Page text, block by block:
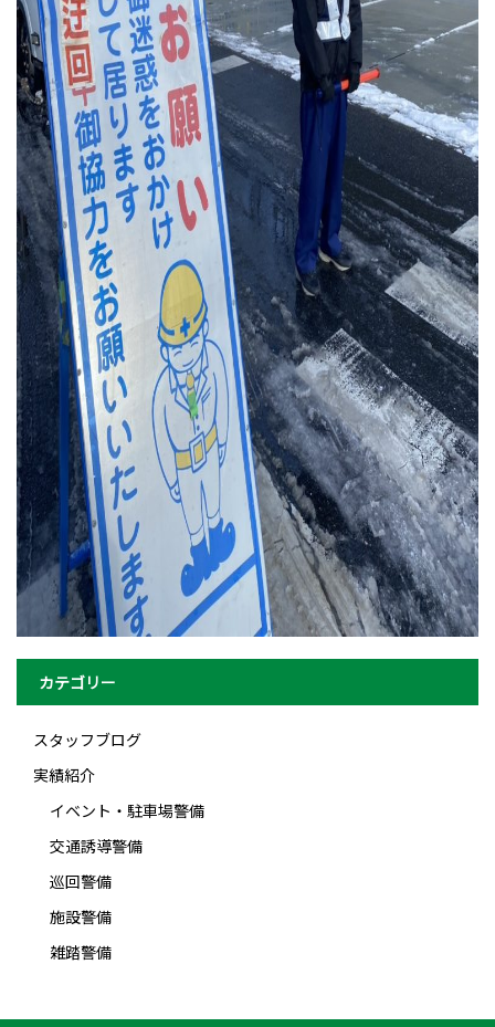
カテゴリー
スタッフブログ
実績紹介
イベント・駐車場警備
交通誘導警備
巡回警備
施設警備
雑踏警備